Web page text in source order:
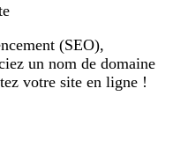
(SEO),
un nom de domaine
votre site en ligne !